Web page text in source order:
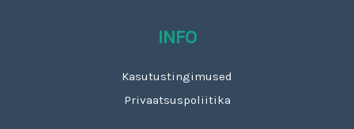
INFO
Kasutustingimused
Privaatsuspoliitika